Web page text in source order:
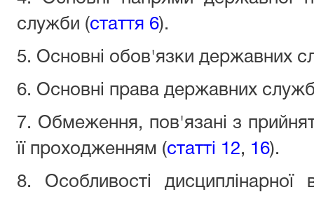
служби (стаття 6).
5. Основні обов'язки державних
6. Основні права державних
7. Обмеження, пов'язані з
її проходженням (статті 12, 16).
8. Особливості дисциплінарної